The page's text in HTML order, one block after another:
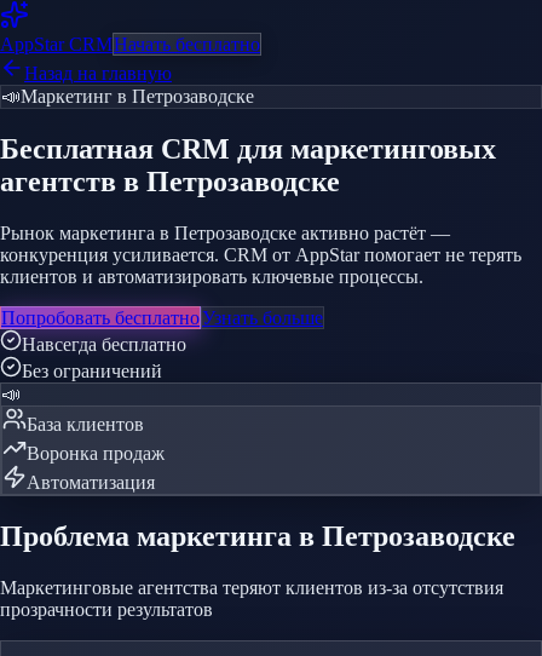
AppStarCRMНачать бесплатно
Назад на главную
📣Маркетинг в Петрозаводске
Бесплатная CRM для маркетинговых
агентств в Петрозаводске
Рынок маркетинга в Петрозаводске активно растёт —
конкуренция усиливается. CRM от AppStar помогает не терять
клиентов и автоматизировать ключевые процессы.
Попробовать бесплатноУзнать больше
Навсегда бесплатно
Без ограничений
📣
База клиентов
Воронка продаж
Автоматизация
Проблема маркетинга в Петрозаводске
Маркетинговые агентства теряют клиентов из-за отсутствия
прозрачности результатов